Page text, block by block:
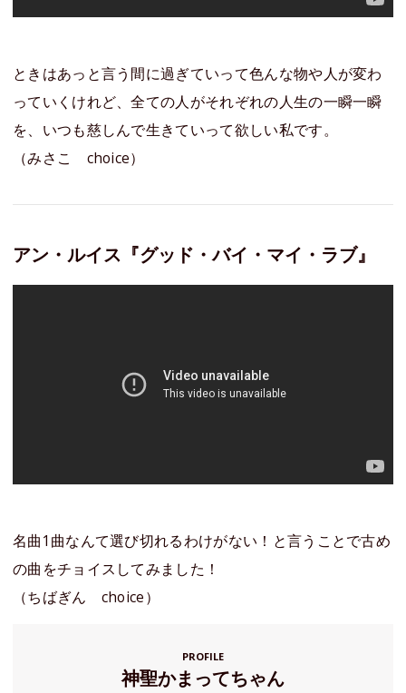
ときはあっと言う間に過ぎていって色んな物や人が変わ
っていくけれど、全ての人がそれぞれの人生の一瞬一瞬
を、いつも慈しんで生きていって欲しい私です。
（みさこ choice）
アン・ルイス『グッド・バイ・マイ・ラブ』
名曲1曲なんて選び切れるわけがない！と言うことで古め
の曲をチョイスしてみました！
（ちばぎん choice）
PROFILE
神聖かまってちゃん